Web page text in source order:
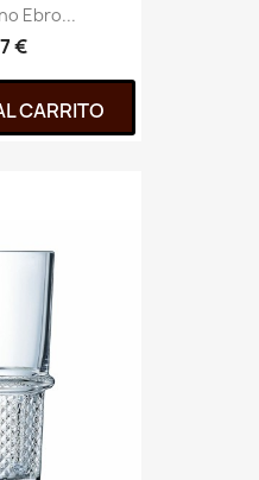
Ebro...
€
CARRITO